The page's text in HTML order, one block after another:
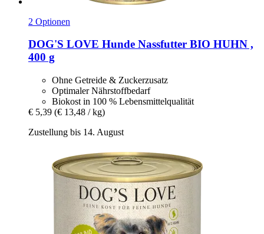
2 Optionen
DOG'S LOVE Hunde Nassfutter BIO HUHN ,
400 g
Ohne Getreide & Zuckerzusatz
Optimaler Nährstoffbedarf
Biokost in 100 % Lebensmittelqualität
€ 5,39 (€ 13,48 / kg)
Zustellung bis 14. August